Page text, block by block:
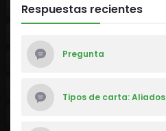
Respuestas recientes
Pregunta
Tipos de carta: Aliados